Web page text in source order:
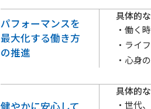
パフォーマンスを
最大化する働き方
の推進
具体的
働く
ライ
心身
健やかに安心して
具体的
世代